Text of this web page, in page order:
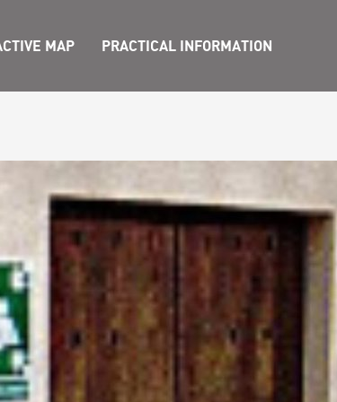
MAP PRACTICAL INFORMATION